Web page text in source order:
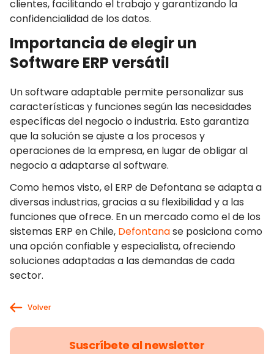
clientes, facilitando el trabajo y garantizando la
confidencialidad de los datos.
Importancia de elegir un
Software ERP versátil
Un software adaptable permite personalizar sus
características y funciones según las necesidades
específicas del negocio o industria. Esto garantiza
que la solución se ajuste a los procesos y
operaciones de la empresa, en lugar de obligar al
negocio a adaptarse al software.
Como hemos visto, el ERP de Defontana se adapta a
diversas industrias, gracias a su flexibilidad y a las
funciones que ofrece. En un mercado como el de los
sistemas ERP en Chile, Defontanase posiciona como
una opción confiable y especialista, ofreciendo
soluciones adaptadas a las demandas de cada
sector.
Volver
Suscríbete al newsletter